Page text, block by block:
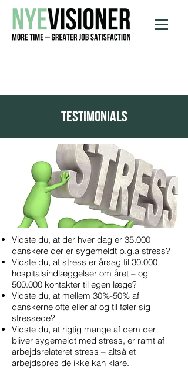
testimonials
Vidste du, at der hver dag er 35.000
danskere der er sygemeldt p.g.a stress?
Vidste du, at stress er årsag til 30.000
hospitalsindlæggelser om året – og
500.000 kontakter til egen læge?
Vidste du, at mellem 30%-50% af
danskerne ofte eller af og til føler sig
stressede?
Vidste du, at rigtig mange af dem der
bliver sygemeldt med stress, er ramt af
arbejdsrelateret stress – altså et
arbejdspres de ikke kan klare.